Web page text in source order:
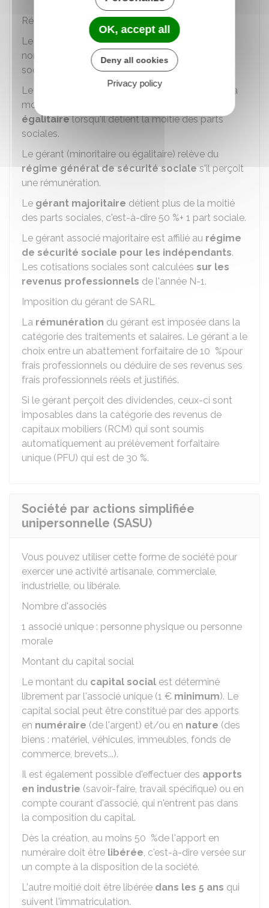
Régime social du gérant de SARL
Le régime social du gérant associé dépend du
nombre de parts sociales qu'il détient dans la
société.
Le gérant est
minoritaire s'il détient moins de la
moitié des parts sociales de la société. Il est
égalitairelorsqu'il détient la moitié des parts
sociales.
Le gérant (minoritaire ou égalitaire) relève du
régime général de sécurité sociales'il perçoit
une rémunération.
Le gérant majoritaire détient plus de la moitié
des parts sociales, c'est-à-dire 50 %+ 1 part sociale.
Le gérant associé majoritaire est affilié au régime
de sécurité sociale pour les indépendants.
Les cotisations sociales sont calculées sur les
revenus professionnels de l'année N-1.
Imposition du gérant de SARL
La rémunération du gérant est imposée dans la
catégorie des traitements et salaires. Le gérant a le
choix entre un abattement forfaitaire de 10 %pour
frais professionnels ou déduire de ses revenus ses
frais professionnels réels et justifiés.
Si le gérant perçoit des dividendes, ceux-ci sont
imposables dans la catégorie des revenus de
capitaux mobiliers (RCM) qui sont soumis
automatiquement au prélèvement forfaitaire
unique (PFU) qui est de 30 %.
Société par actions simplifiée
unipersonnelle (SASU)
Vous pouvez utiliser cette forme de société pour
exercer une activité artisanale, commerciale,
industrielle, ou libérale.
Nombre d'associés
1 associé unique : personne physique ou personne
morale
Montant du capital social
Le montant du capital social est déterminé
librement par l'associé unique (1 € minimum). Le
capital social peut être constitué par des apports
en numéraire (de l'argent) et/ou en nature (des
biens : matériel, véhicules, immeubles, fonds de
commerce, brevets...).
Il est également possible d'effectuer des apports
en industrie (savoir-faire, travail spécifique) ou en
compte courant d'associé, qui n'entrent pas dans
la composition du capital.
Dès la création, au moins 50 %de l'apport en
numéraire doit être libérée, c'est-à-dire versée sur
un compte à la disposition de la société.
L'autre moitié doit être libérée dans les 5 ans qui
suivent l'immatriculation.
OK, accept all
Deny all cookies
Privacy policy